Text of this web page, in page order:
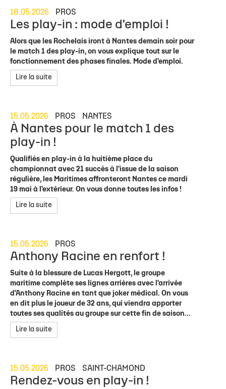
18.05.2026 PROS
Les play-in : mode d'emploi !
Alors que les Rochelais iront à Nantes demain soir pour
le match 1 des play-in, on vous explique tout sur le
fonctionnement des phases finales. Mode d'emploi.
Lire la suite
15.05.2026 PROS NANTES
À Nantes pour le match 1 des
play-in !
Qualifiés en play-in à la huitième place du
championnat avec 21 succès à l'issue de la saison
régulière, les Maritimes affronteront Nantes ce mardi
19 mai à l'extérieur. On vous donne toutes les infos !
Lire la suite
15.05.2026 PROS
Anthony Racine en renfort !
Suite à la blessure de Lucas Hergott, le groupe
maritime complète ses lignes arrières avec l'arrivée
d'Anthony Racine en tant que joker médical. On vous
en dit plus le joueur de 32 ans, qui viendra apporter
toutes ses qualités au groupe sur cette fin de saison...
Lire la suite
15.05.2026 PROS SAINT-CHAMOND
Rendez-vous en play-in !